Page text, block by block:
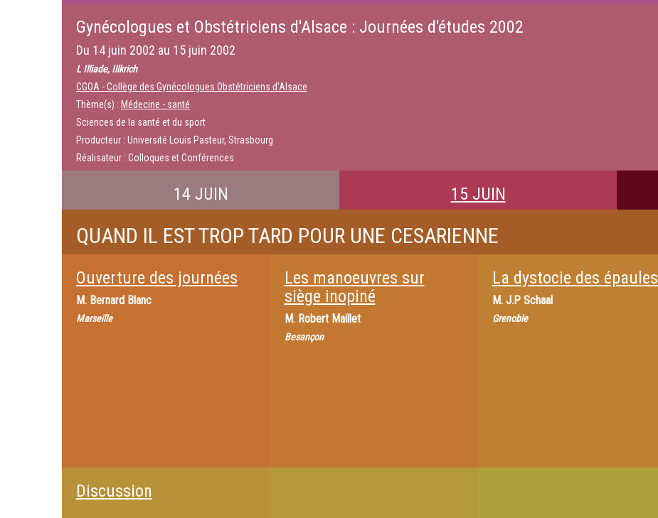
Gynécologues et Obstétriciens d'Alsace : Journées d'études 2002
Du 14 juin 2002 au 15 juin 2002
L Illiade, Illkrich
CGOA - Collège des Gynécologues Obstétriciens d'Alsace
Thème(s) : Médecine - santé
Sciences de la santé et du sport
Producteur : Université Louis Pasteur, Strasbourg
Réalisateur : Colloques et Conférences
14 JUIN 15 JUIN
QUAND IL EST TROP TARD POUR UNE CESARIENNE
Ouverture des journées
M. Bernard Blanc
Marseille
Les manoeuvres sur
siège inopiné
M. Robert Maillet
Besançon
La dystocie des épaules
M. J.P Schaal
Grenoble
Discussion